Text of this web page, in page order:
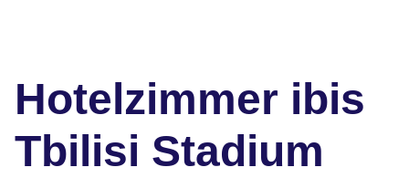
Hotelzimmer ibis
Tbilisi Stadium